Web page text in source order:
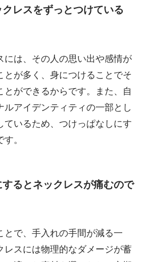
レスをずっとつけている
には、その人の思い出や感情が
とが多く、身につけることでそ
とができるからです。また、自
ルアイデンティティの一部とし
ているため、つけっぱなしにす
。
るとネックレスが痛むので
とで、手入れの手間が減る一
レスには物理的なダメージが蓄